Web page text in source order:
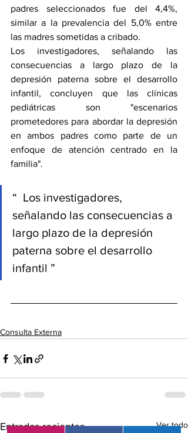
padres seleccionados fue del 4,4%,
similar a la prevalencia del 5,0% entre
las madres sometidas a cribado.
Los investigadores, señalando las
consecuencias a largo plazo de la
depresión paterna sobre el desarrollo
infantil, concluyen que las clínicas
pediátricas son "escenarios
prometedores para abordar la depresión
en ambos padres como parte de un
enfoque de atención centrado en la
familia".
“  Los investigadores,
señalando las consecuencias a
largo plazo de la depresión
paterna sobre el desarrollo
infantil ”
Consulta Externa
Entradas recientes Ver todo